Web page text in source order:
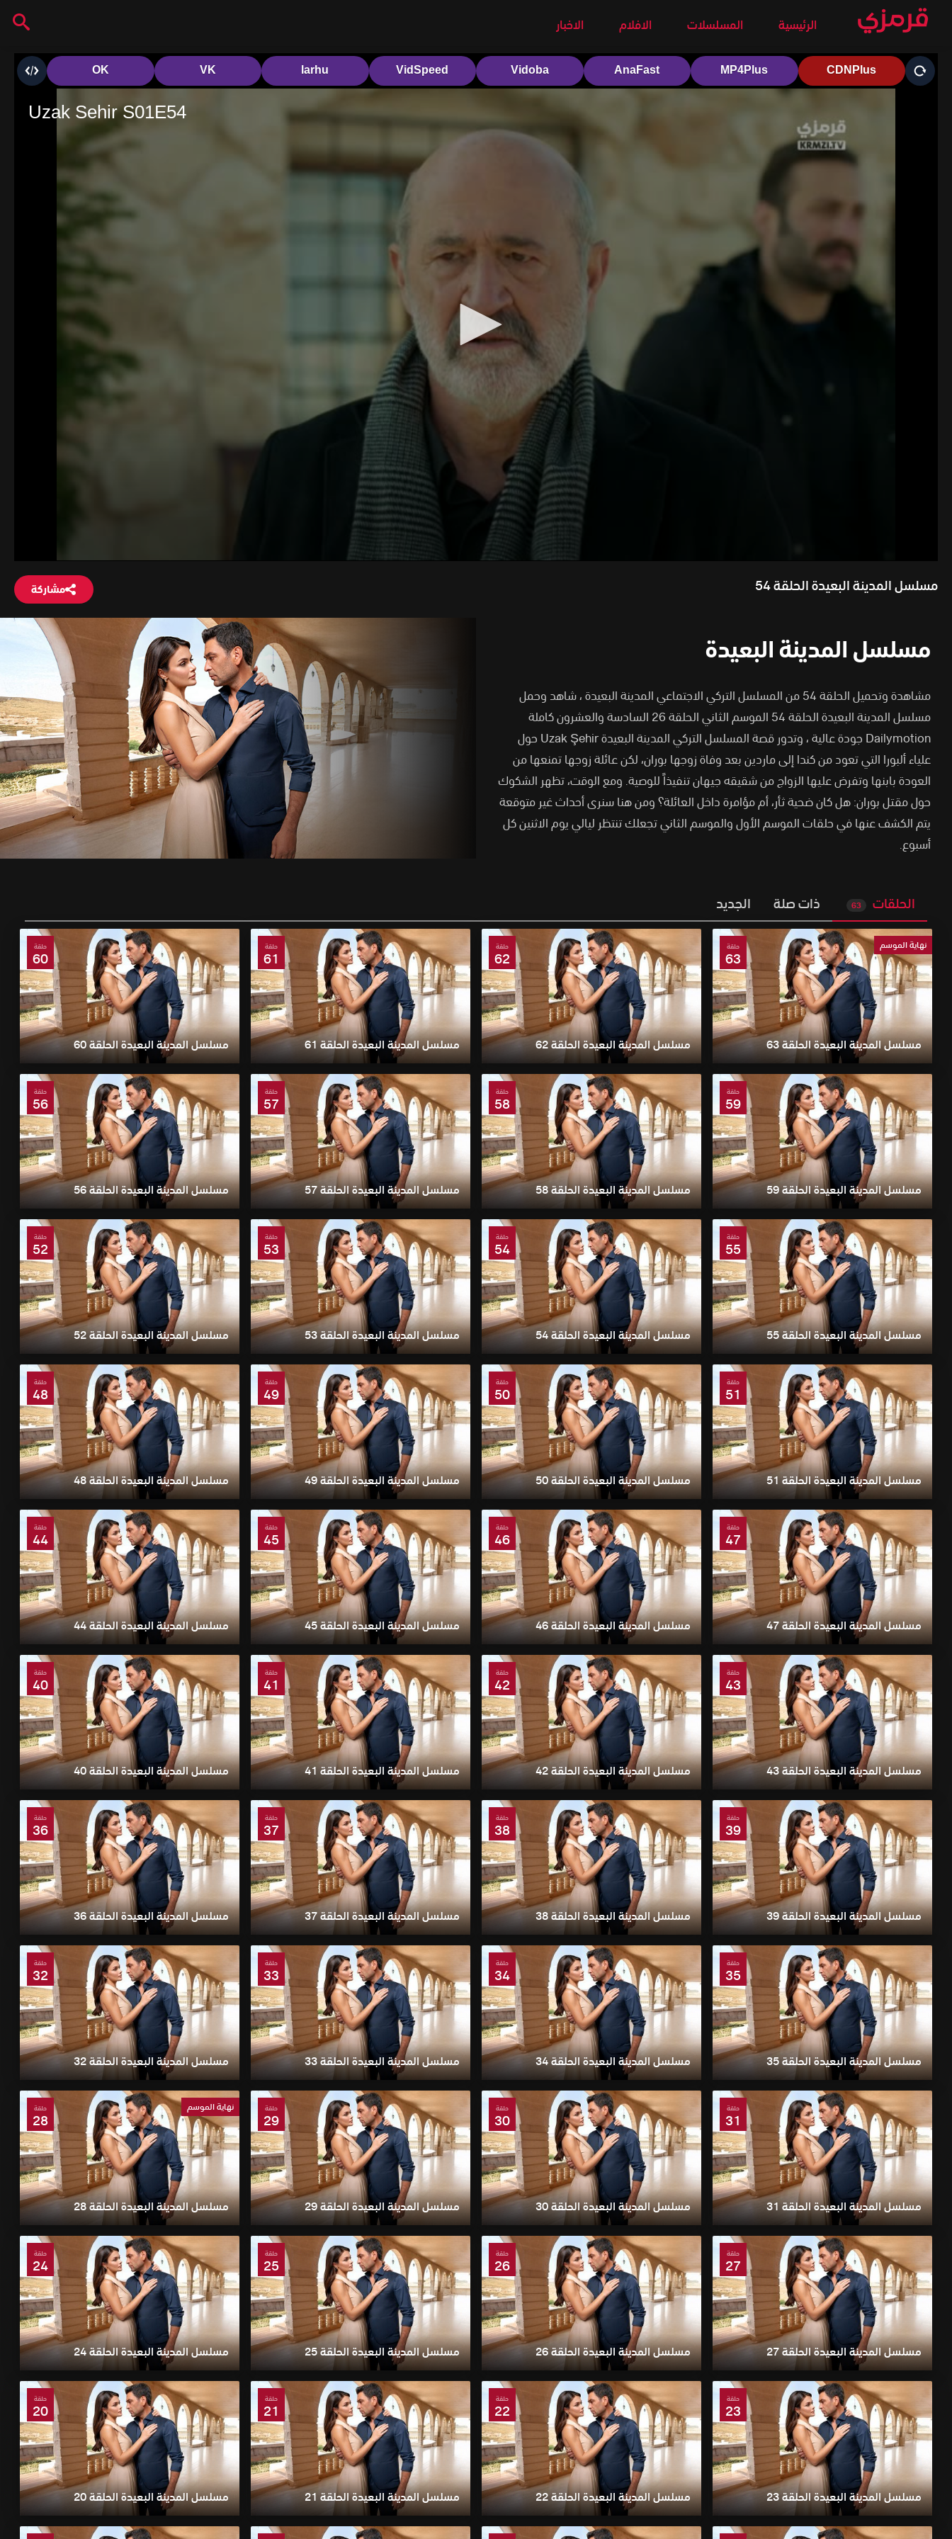
الرئيسية المسلسلات الافلام الاخبار
مسلسل المدينة البعيدة الحلقة 54 مشاركة
مسلسل المدينة البعيدة
مشاهدة وتحميل الحلقة 54 من المسلسل التركي الاجتماعي المدينة البعيدة ، شاهد وحمل
مسلسل المدينة البعيدة الحلقة 54 الموسم الثاني الحلقة 26 السادسة والعشرون كاملة
Dailymotion جودة عالية
،
وتدور قصة المسلسل التركي المدينة البعيدة Uzak Şehir حول
علياء ألبورا التي تعود من كندا إلى ماردين بعد وفاة زوجها بوران، لكن عائلة زوجها تمنعها من
العودة بابنها وتفرض عليها الزواج من شقيقه جيهان تنفيذاً للوصية. ومع الوقت، تظهر الشكوك
حول مقتل بوران: هل كان ضحية ثأر، أم مؤامرة داخل العائلة؟ ومن هنا سنرى أحداث غير متوقعة
يتم الكشف عنها في حلقات الموسم الأول والموسم الثاني تجعلك تنتظر ليالي يوم الاثنين كل
أسبوع.
الحلقات 63 ذات صلة الجديد
نهاية الموسم حلقة
63
مسلسل المدينة البعيدة الحلقة 63
حلقة
62
مسلسل المدينة البعيدة الحلقة 62
حلقة
61
مسلسل المدينة البعيدة الحلقة 61
حلقة
60
مسلسل المدينة البعيدة الحلقة 60
حلقة
59
مسلسل المدينة البعيدة الحلقة 59
حلقة
58
مسلسل المدينة البعيدة الحلقة 58
حلقة
57
مسلسل المدينة البعيدة الحلقة 57
حلقة
56
مسلسل المدينة البعيدة الحلقة 56
حلقة
55
مسلسل المدينة البعيدة الحلقة 55
حلقة
54
مسلسل المدينة البعيدة الحلقة 54
حلقة
53
مسلسل المدينة البعيدة الحلقة 53
حلقة
52
مسلسل المدينة البعيدة الحلقة 52
حلقة
51
مسلسل المدينة البعيدة الحلقة 51
حلقة
50
مسلسل المدينة البعيدة الحلقة 50
حلقة
49
مسلسل المدينة البعيدة الحلقة 49
حلقة
48
مسلسل المدينة البعيدة الحلقة 48
حلقة
47
مسلسل المدينة البعيدة الحلقة 47
حلقة
46
مسلسل المدينة البعيدة الحلقة 46
حلقة
45
مسلسل المدينة البعيدة الحلقة 45
حلقة
44
مسلسل المدينة البعيدة الحلقة 44
حلقة
43
مسلسل المدينة البعيدة الحلقة 43
حلقة
42
مسلسل المدينة البعيدة الحلقة 42
حلقة
41
مسلسل المدينة البعيدة الحلقة 41
حلقة
40
مسلسل المدينة البعيدة الحلقة 40
حلقة
39
مسلسل المدينة البعيدة الحلقة 39
حلقة
38
مسلسل المدينة البعيدة الحلقة 38
حلقة
37
مسلسل المدينة البعيدة الحلقة 37
حلقة
36
مسلسل المدينة البعيدة الحلقة 36
حلقة
35
مسلسل المدينة البعيدة الحلقة 35
حلقة
34
مسلسل المدينة البعيدة الحلقة 34
حلقة
33
مسلسل المدينة البعيدة الحلقة 33
حلقة
32
مسلسل المدينة البعيدة الحلقة 32
حلقة
31
مسلسل المدينة البعيدة الحلقة 31
حلقة
30
مسلسل المدينة البعيدة الحلقة 30
حلقة
29
مسلسل المدينة البعيدة الحلقة 29
نهاية الموسم حلقة
28
مسلسل المدينة البعيدة الحلقة 28
حلقة
27
مسلسل المدينة البعيدة الحلقة 27
حلقة
26
مسلسل المدينة البعيدة الحلقة 26
حلقة
25
مسلسل المدينة البعيدة الحلقة 25
حلقة
24
مسلسل المدينة البعيدة الحلقة 24
حلقة
23
مسلسل المدينة البعيدة الحلقة 23
حلقة
22
مسلسل المدينة البعيدة الحلقة 22
حلقة
21
مسلسل المدينة البعيدة الحلقة 21
حلقة
20
مسلسل المدينة البعيدة الحلقة 20